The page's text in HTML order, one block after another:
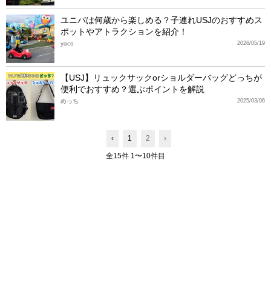
ユニバは何歳から楽しめる？子連れUSJのおすすめス
ポットやアトラクションを紹介！
2026/05/19
yaco
【USJ】リュックサックorショルダーバッグどっちが
便利でおすすめ？選ぶポイントを解説
2025/03/06
めっち
‹ 1 2 ›
全15件 1〜10件目